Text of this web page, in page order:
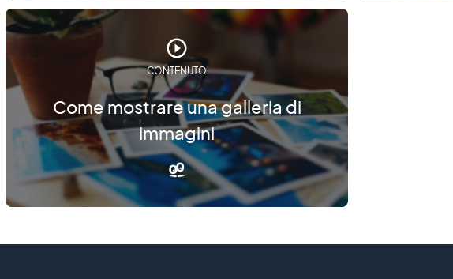
CONTENUTO
Come mostrare una galleria di
immagini